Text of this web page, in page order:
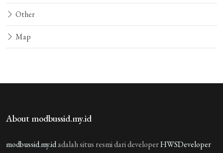
Other
Map
About modbussid.my.id
modbussid.my.idadalah situs resmi dari developerHWSDeveloper